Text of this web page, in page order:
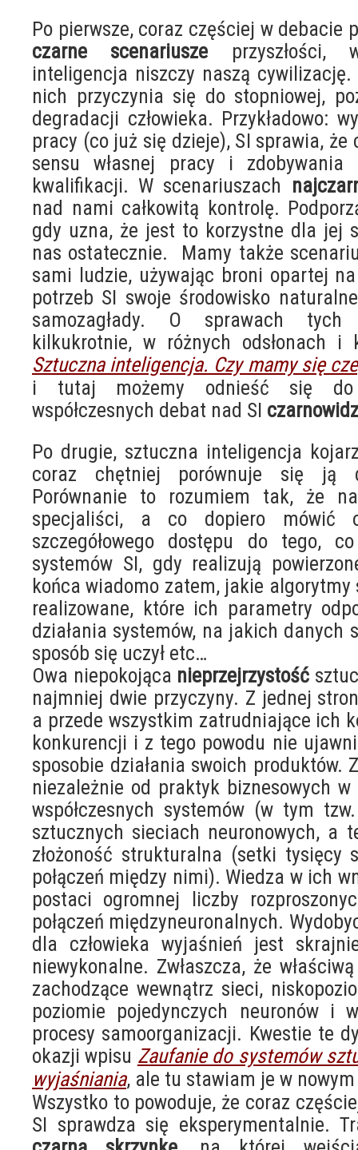
Po pierwsze, coraz częściej w debacie
czarne scenariusze przyszłości,
inteligencja niszczy naszą cywilizację.
nich przyczynia się do stopniowej,
degradacji człowieka. Przykładowo:
pracy (co już się dzieje), SI sprawia, że
sensu własnej pracy i zdobywania
kwalifikacji. W scenariuszach
nad nami całkowitą kontrolę.
gdy uzna, że jest to korzystne dla jej
nas ostatecznie. Mamy także
sami ludzie, używając broni opartej
potrzeb SI swoje środowisko
samozagłady. O sprawach tych
kilkukrotnie, w różnych odsłonach i
Sztuczna inteligencja. Czy mamy się
i tutaj możemy odnieść się
współczesnych debat nad SI
Po drugie, sztuczna inteligencja
coraz chętniej porównuje się
Porównanie to rozumiem tak, że
specjaliści, a co dopiero mówić
szczegółowego dostępu do tego,
systemów SI, gdy realizują
końca wiadomo zatem, jakie
realizowane, które ich parametry
działania systemów, na jakich danych
sposób się uczył etc…
Owa niepokojąca nieprzejrzystość
najmniej dwie przyczyny. Z jednej
a przede wszystkim zatrudniające ich
konkurencji i z tego powodu nie
sposobie działania swoich produktów.
niezależnie od praktyk biznesowych
współczesnych systemów (w tym
sztucznych sieciach neuronowych, a
złożoność strukturalna (setki tysięcy
połączeń między nimi). Wiedza w ich
postaci ogromnej liczby
połączeń międzyneuronalnych.
dla człowieka wyjaśnień jest
niewykonalne. Zwłaszcza, że
zachodzące wewnątrz sieci,
poziomie pojedynczych neuronów i
procesy samoorganizacji. Kwestie te
okazji wpisu Zaufanie do systemów
wyjaśniania, ale tu stawiam je w
Wszystko to powoduje, że coraz
SI sprawdza się eksperymentalnie.